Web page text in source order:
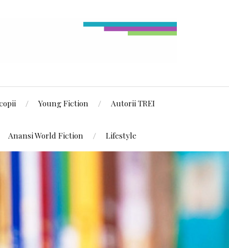
Young Fiction Autorii TREI
Anansi World Fiction Lifestyle